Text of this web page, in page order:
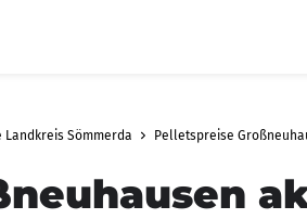
Landkreis Sömmerda Pelletspreise